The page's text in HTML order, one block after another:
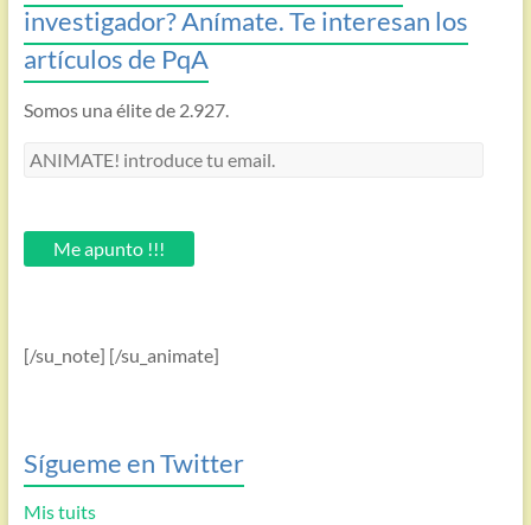
investigador? Anímate. Te interesan los
artículos de PqA
Somos una élite de 2.927.
ANIMATE!
email.Me apunto !!!
[/su_note] [/su_animate]
Sígueme en Twitter
Mis tuits